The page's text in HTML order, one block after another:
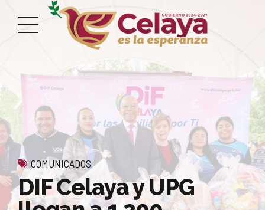
COMUNICADOS
DIF Celaya y UPG